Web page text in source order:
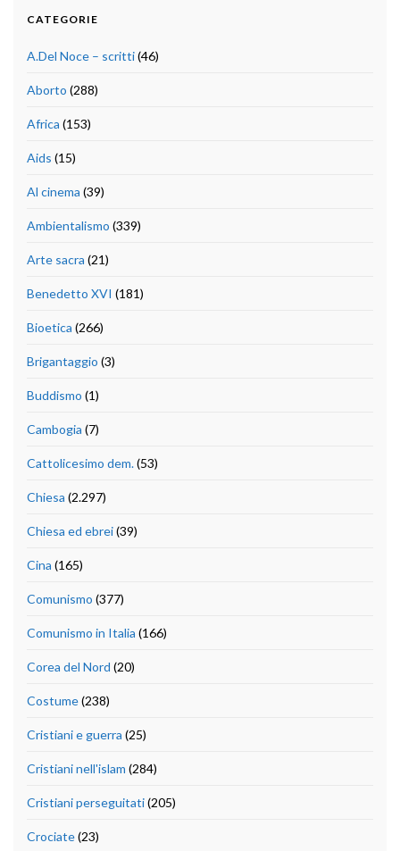
CATEGORIE
A.Del Noce – scritti(46)
Aborto (288)
Africa (153)
Aids (15)
Al cinema (39)
Ambientalismo (339)
Arte sacra (21)
Benedetto XVI (181)
Bioetica (266)
Brigantaggio (3)
Buddismo (1)
Cambogia (7)
Cattolicesimo dem.(53)
Chiesa (2.297)
Chiesa ed ebrei(39)
Cina (165)
Comunismo (377)
Comunismo in Italia (166)
Corea del Nord (20)
Costume(238)
Cristiani e guerra (25)
Cristiani nell'islam (284)
Cristiani perseguitati(205)
Crociate(23)